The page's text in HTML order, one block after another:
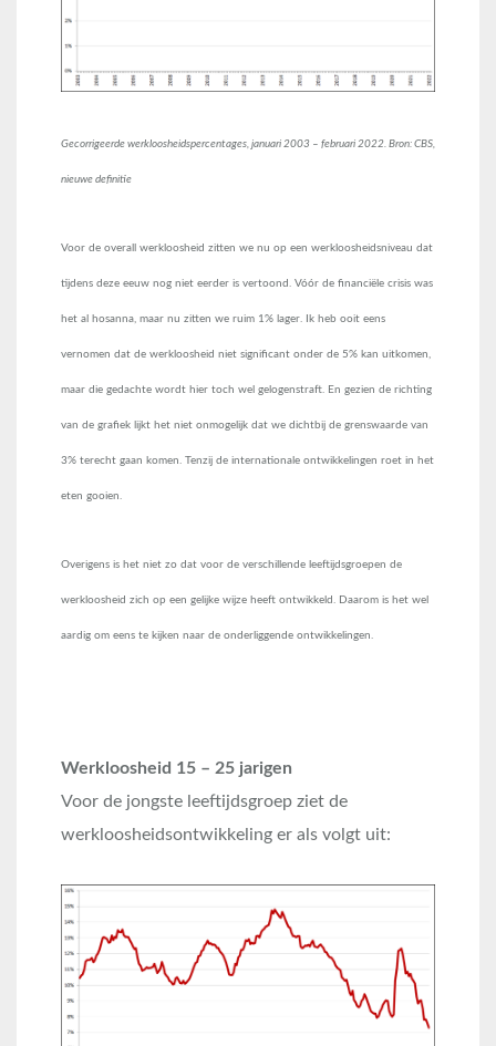
Gecorrigeerde werkloosheidspercentages, januari 2003 – februari 2022. Bron: CBS,
nieuwe definitie
Voor de overall werkloosheid zitten we nu op een werkloosheidsniveau dat
tijdens deze eeuw nog niet eerder is vertoond. Vóór de financiële crisis was
het al hosanna, maar nu zitten we ruim 1% lager. Ik heb ooit eens
vernomen dat de werkloosheid niet significant onder de 5% kan uitkomen,
maar die gedachte wordt hier toch wel gelogenstraft. En gezien de richting
van de grafiek lijkt het niet onmogelijk dat we dichtbij de grenswaarde van
3% terecht gaan komen. Tenzij de internationale ontwikkelingen roet in het
eten gooien.
Overigens is het niet zo dat voor de verschillende leeftijdsgroepen de
werkloosheid zich op een gelijke wijze heeft ontwikkeld. Daarom is het wel
aardig om eens te kijken naar de onderliggende ontwikkelingen.
Werkloosheid 15 – 25 jarigen
Voor de jongste leeftijdsgroep ziet de
werkloosheidsontwikkeling er als volgt uit: